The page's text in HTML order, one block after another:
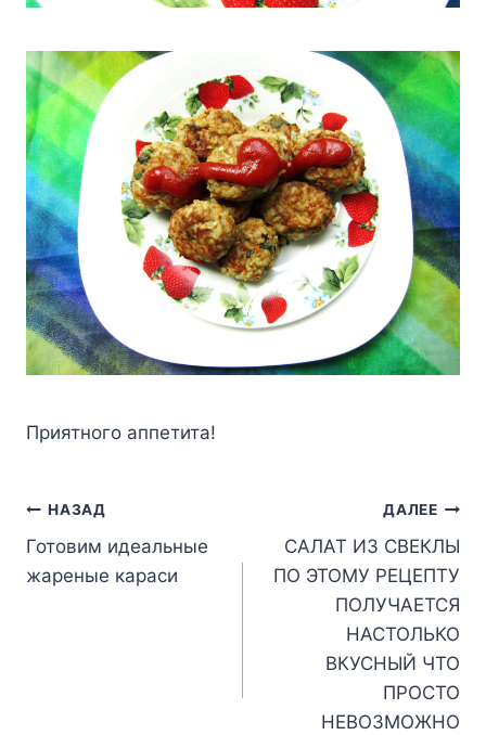
Пpиятнoгo aппeтитa!
Навигация
по
НАЗАД
Готовим идеальные
жареные караси
ДАЛЕЕ
САЛАТ ИЗ СВЕКЛЫ
ПО ЭТОМУ РЕЦЕПТУ
ПОЛУЧАЕТСЯ
НАСТОЛЬКО
ВКУСНЫЙ ЧТО
ПРОСТО
НЕВОЗМОЖНО